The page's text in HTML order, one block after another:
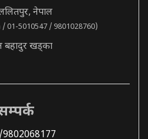
नेपाल
/ 01-5010547 / 9801028760)
बहादुर खड्का